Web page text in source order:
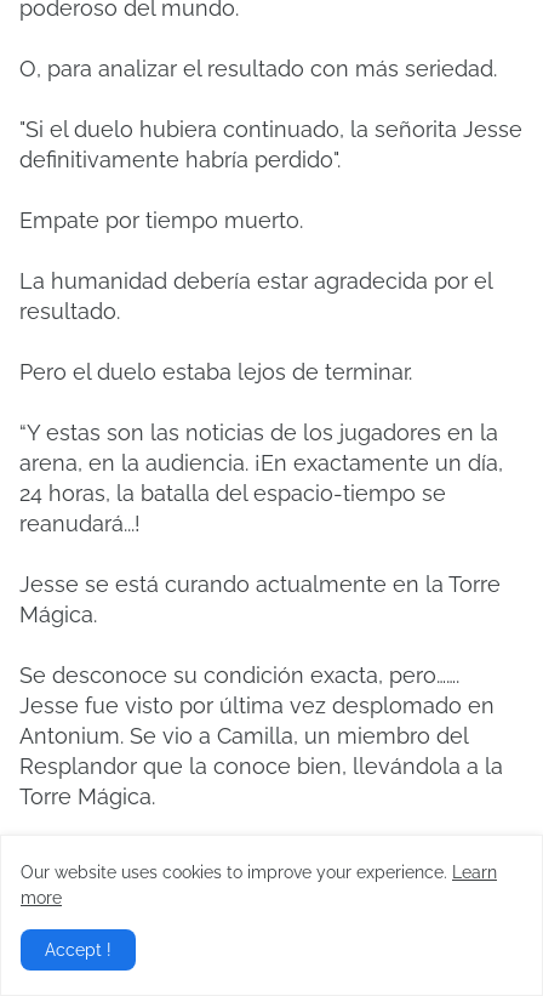
poderoso del mundo.
O, para analizar el resultado con más seriedad.
"Si el duelo hubiera continuado, la señorita Jesse
definitivamente habría perdido".
Empate por tiempo muerto.
La humanidad debería estar agradecida por el
resultado.
Pero el duelo estaba lejos de terminar.
“Y estas son las noticias de los jugadores en la
arena, en la audiencia. ¡En exactamente un día,
24 horas, la batalla del espacio-tiempo se
reanudará...!
Jesse se está curando actualmente en la Torre
Mágica.
Se desconoce su condición exacta, pero…….
Jesse fue visto por última vez desplomado en
Antonium. Se vio a Camilla, un miembro del
Resplandor que la conoce bien, llevándola a la
Torre Mágica.
rápido?
Our website uses cookies to improve your experience.
Learn
more
Accept !